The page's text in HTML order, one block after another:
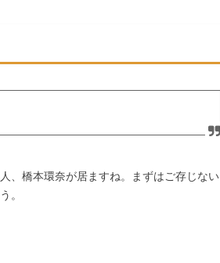
、橋本環奈が居ますね。まずはご存じない
。